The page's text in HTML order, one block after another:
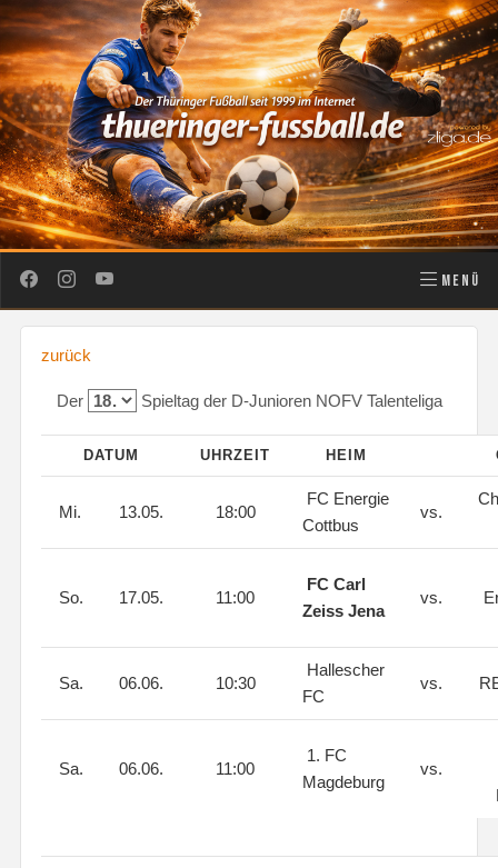
MENÜ
zurück
Der Spieltag der D-Junioren NOFV Talenteliga
DATUM UHRZEIT HEIM
Mi. 13.05. 18:00
FC Energie
Cottbus
vs.
So. 17.05. 11:00
FC Carl
Zeiss Jena
vs.
Sa. 06.06. 10:30
Hallescher
FC
vs.
Sa. 06.06. 11:00
1. FC
Magdeburg
vs.